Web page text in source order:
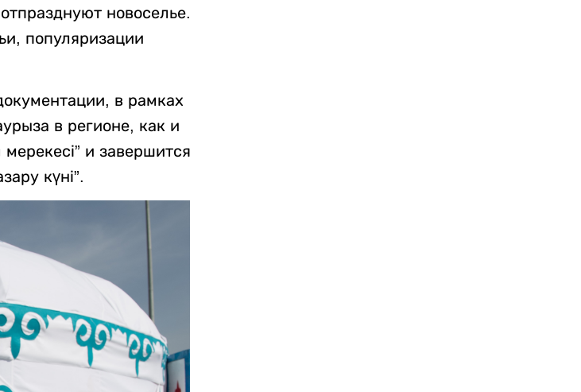
новоселье.
популяризации
в рамках
в регионе, как и
и завершится
күні”.